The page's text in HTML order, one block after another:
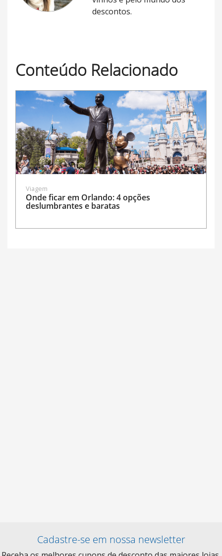
descontos.
Conteúdo Relacionado
Viagem
Onde ficar em Orlando: 4 opções
deslumbrantes e baratas
Cadastre-se em nossa newsletter